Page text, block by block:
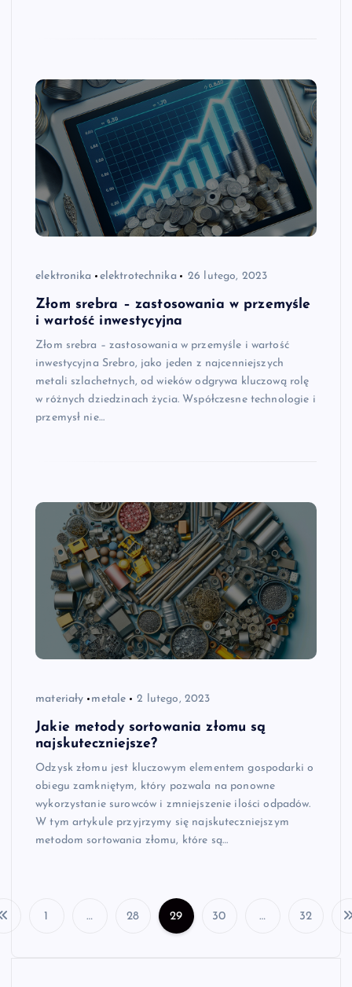
elektronika elektrotechnika 26 lutego, 2023
Złom srebra – zastosowania w przemyśle
i wartość inwestycyjna
Złom srebra – zastosowania w przemyśle i wartość
inwestycyjna Srebro, jako jeden z najcenniejszych
metali szlachetnych, od wieków odgrywa kluczową rolę
w różnych dziedzinach życia. Współczesne technologie i
przemysł nie…
materiały metale 2 lutego, 2023
Jakie metody sortowania złomu są
najskuteczniejsze?
Odzysk złomu jest kluczowym elementem gospodarki o
obiegu zamkniętym, który pozwala na ponowne
wykorzystanie surowców i zmniejszenie ilości odpadów.
W tym artykule przyjrzymy się najskuteczniejszym
metodom sortowania złomu, które są…
S
1 … 28 29 30 … 32